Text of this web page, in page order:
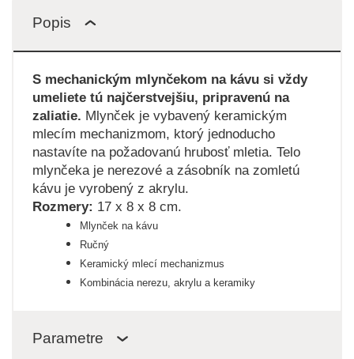
Popis
S mechanickým mlynčekom na kávu si vždy
umeliete tú najčerstvejšiu, pripravenú na
zaliatie. Mlynček je vybavený keramickým
mlecím mechanizmom, ktorý jednoducho
nastavíte na požadovanú hrubosť mletia. Telo
mlynčeka je nerezové a zásobník na zomletú
kávu je vyrobený z akrylu.
Rozmery: 17 x 8 x 8 cm.
Mlynček na kávu
Ručný
Keramický mlecí mechanizmus
Kombinácia nerezu, akrylu a keramiky
Parametre